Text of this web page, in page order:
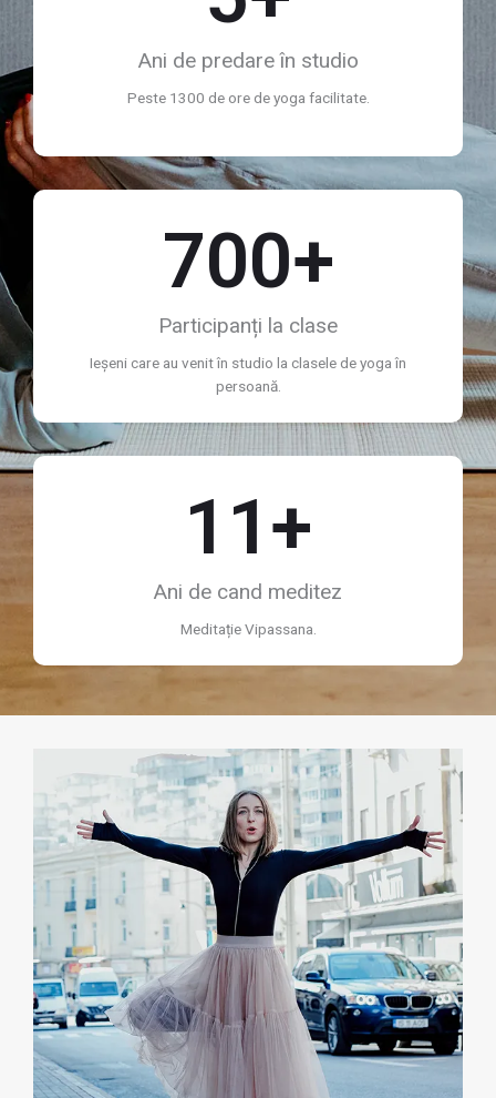
Ani de predare în studio
Peste 1300 de ore de yoga facilitate.
Participanți la clase​
700+
Ieșeni care au venit în studio la clasele de yoga în
persoană.
Ani de cand meditez
11+
Meditație Vipassana.